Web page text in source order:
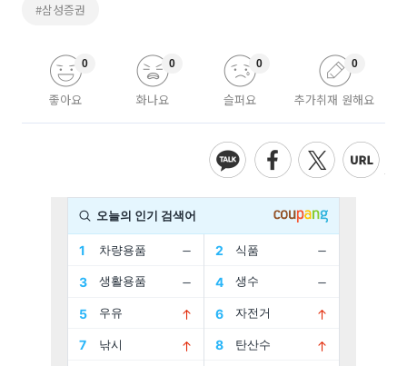
#삼성증권
좋아요
0
화나요
0
슬퍼요
0
추가취재 원해요
0